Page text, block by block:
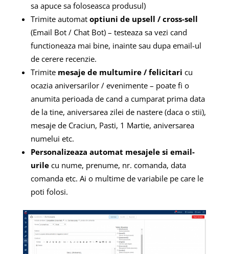
sa apuce sa foloseasca produsul)
Trimite automat optiuni de upsell / cross-sell
(Email Bot / Chat Bot) – testeaza sa vezi cand
functioneaza mai bine, inainte sau dupa email-ul
de cerere recenzie.
Trimite mesaje de multumire / felicitari cu
ocazia aniversarilor / evenimente – poate fi o
anumita perioada de cand a cumparat prima data
de la tine, aniversarea zilei de nastere (daca o stii),
mesaje de Craciun, Pasti, 1 Martie, aniversarea
numelui etc.
Personalizeaza automat mesajele si email-
urile cu nume, prenume, nr. comanda, data
comanda etc. Ai o multime de variabile pe care le
poti folosi.